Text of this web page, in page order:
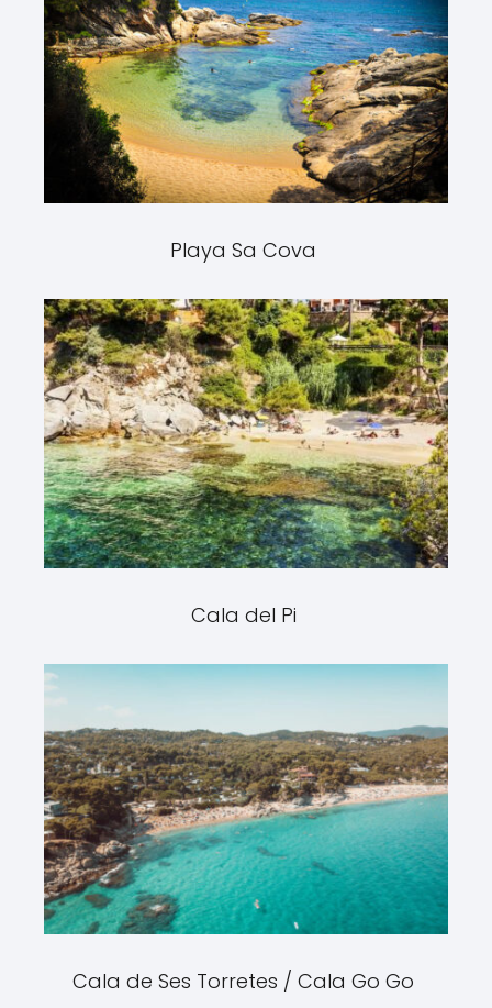
Playa Sa Cova
Cala del Pi
Cala de Ses Torretes / Cala Go Go